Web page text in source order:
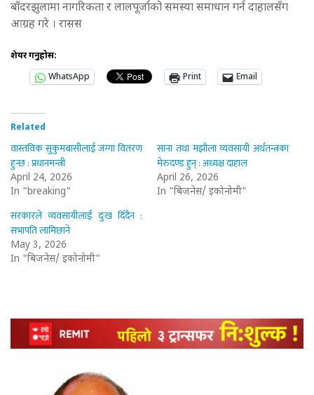
बाँदरझुलामा नागरिकता र लालपूर्जाको समस्या समाधान गर्न दाहालसँग
आग्रह गरे । रासस
शेयर गर्नुहोस:
WhatsApp
Print Email
Related
वास्तविक सुकुमबासीलाई जग्गा वितरण
हुन्छ : प्रधानमन्त्री
April 24, 2026
In "breaking"
साना तथा मझौला व्यवसायी अर्थतन्त्रका
मेरुदण्ड हुन् : अध्यक्ष दाहाल
April 26, 2026
In "बिजनेस/ इकोनोमी"
सरकारले व्यवसायीलाई दुःख दिँदैन :
सभापति लामिछाने
May 3, 2026
In "बिजनेस/ इकोनोमी"